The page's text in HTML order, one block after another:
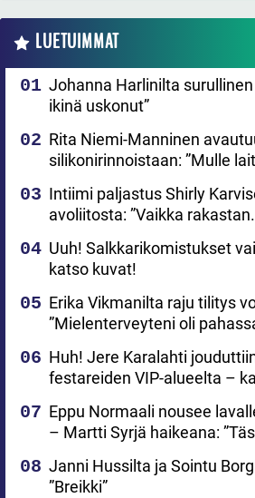
LUETUIMMAT
Johanna Harlinilta surullinen
ikinä uskonut”
Rita Niemi-Manninen
silikonirinnoistaan: ”Mulle
Intiimi paljastus Shirly
avoliitosta: ”Vaikka
Uuh! Salkkarikomistukset
katso kuvat!
Erika Vikmanilta raju tilitys
”Mielenterveyteni oli
Huh! Jere Karalahti
festareiden VIP-alueelta –
Eppu Normaali nousee
– Martti Syrjä haikeana:
Janni Hussilta ja Sointu
”Breikki”